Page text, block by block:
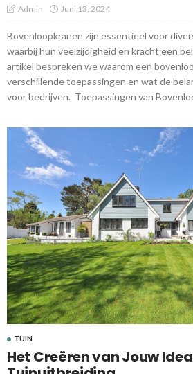
Admin Juni 13, 2024
Bovenloopkranen zijn essentieel voor
waarbij hun veelzijdigheid en kracht een
artikel bespreken we waarom een
verschillende toepassingen en wat de
voor bedrijven. Toepassingen van
TUIN
Het Creëren van Jouw